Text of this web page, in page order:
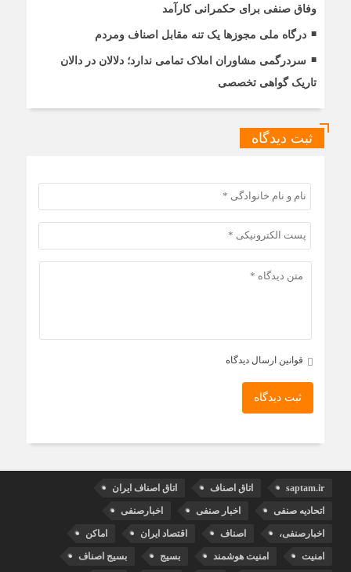
وفاق صنفی برای حکمرانی کارآمد
درگاه ملی مجوزها یک تنه مقابل اصناف ومردم
سردرگمی مشاوران املاک تمامی ندارد؛ دلالان در دالان
تاریک گواهی تخصصی
ثبت دیدگاه
قوانین ارسال دیدگاه
ثبت دیدگاه
saptam.ir اتاق اصناف اتاق اصناف ایران
اتحادیه صنفی اخبار صنفی اخبارصنفی
اخبارصنفی، اصناف اقتصاد ایران اماکن
امنیت امنیت هوشمند بسیج بسیج اصناف